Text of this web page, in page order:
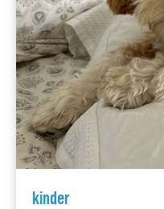
kinder